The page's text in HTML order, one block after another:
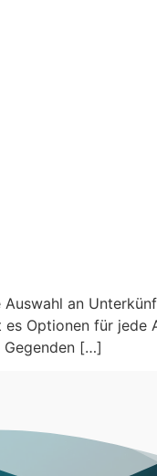
an
Optionen für jede
Gegenden […]